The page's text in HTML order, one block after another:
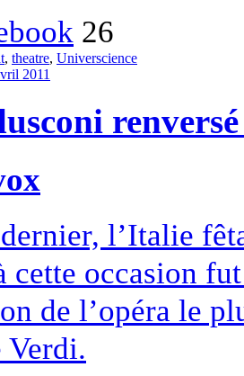
26
, theatre, Universcience
2011
l’Italie
cette occasion
de l’opéra le
Verdi.